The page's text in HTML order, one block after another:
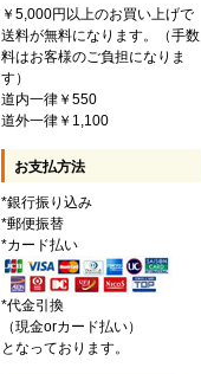
￥5,000円以上のお買い上げで
送料が無料になります。（手数
料はお客様のご負担になりま
す）
道内一律￥550
道外一律￥1,100
お支払方法
*銀行振り込み
*郵便振替
*カード払い
*代金引換
（現金orカード払い）
となっております。